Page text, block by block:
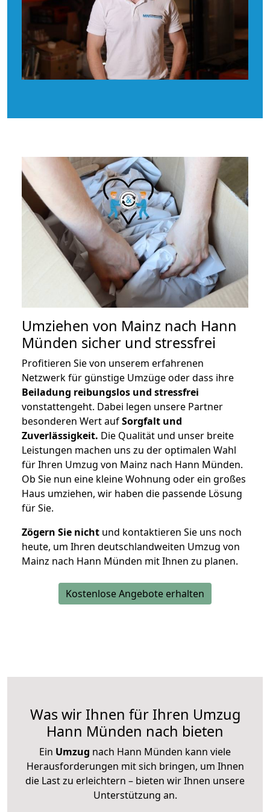
Umziehen von Mainz nach Hann
Münden sicher und stressfrei
Profitieren Sie von unserem erfahrenen
Netzwerk für günstige Umzüge oder dass ihre
Beiladung reibungslos und stressfrei
vonstattengeht. Dabei legen unsere Partner
besonderen Wert aufSorgfalt und
Zuverlässigkeit. Die Qualität und unser breite
Leistungen machen uns zu der optimalen Wahl
für Ihren Umzug von Mainz nach Hann Münden.
Ob Sie nun eine kleine Wohnung oder ein großes
Haus umziehen, wir haben die passende Lösung
für Sie.
Zögern Sie nicht und kontaktieren Sie uns noch
heute, um Ihren deutschlandweiten Umzug von
Mainz nach Hann Münden mit Ihnen zu planen.
Kostenlose Angebote erhalten
Was wir Ihnen für Ihren Umzug
Hann Münden nach bieten
Ein Umzug nach Hann Münden kann viele
Herausforderungen mit sich bringen, um Ihnen
die Last zu erleichtern – bieten wir Ihnen unsere
Unterstützung an.